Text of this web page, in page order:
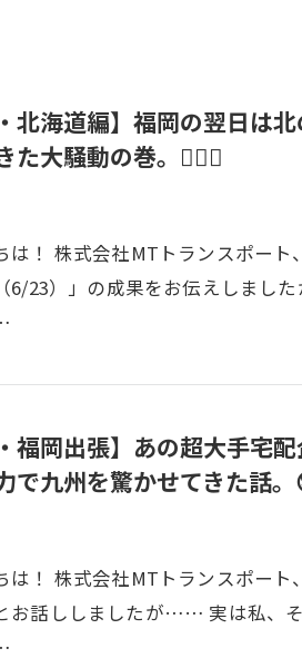
北海道編】福岡の翌日は
た大騒動の巻。🕵️‍♂️💥
は！ 株式会社MTトランスポー
6/23）」の成果をお伝えしまし
福岡出張】あの超大手宅
で九州を驚かせてきた話。
は！ 株式会社MTトランスポー
お話ししましたが…… 実は私、